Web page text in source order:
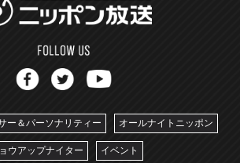
ー＆パーソナリティー オールナイトニッポン
ウアップナイター イベント